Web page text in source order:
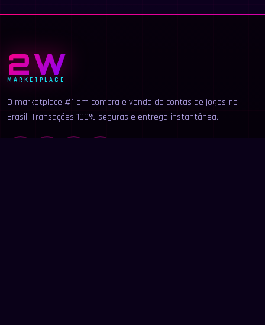
2W
MARKETPLACE
O marketplace #1 em compra e venda de contas de jogos no
Brasil. Transações 100% seguras e entrega instantânea.